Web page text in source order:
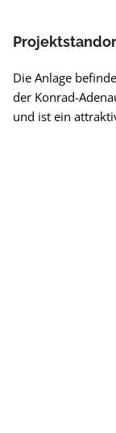
Die Anlage
der Konrad-
und ist ein